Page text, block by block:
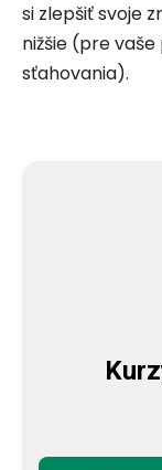
si zlepšiť svoje
nižšie (pre
sťahovania).